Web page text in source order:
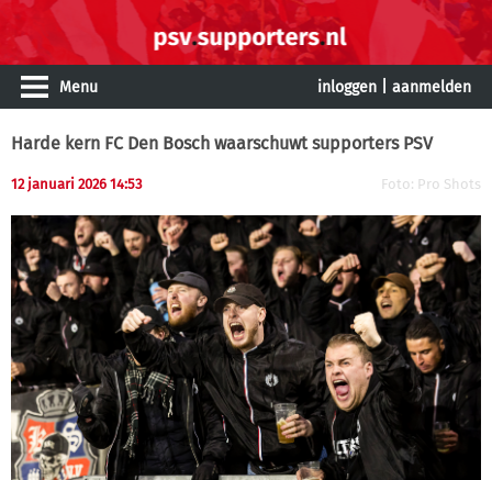
Menu inloggen aanmelden
Harde kern FC Den Bosch waarschuwt supporters PSV
12 januari 2026 14:53 Foto: Pro Shots